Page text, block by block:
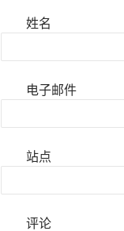
姓名
电子邮件
站点
评论